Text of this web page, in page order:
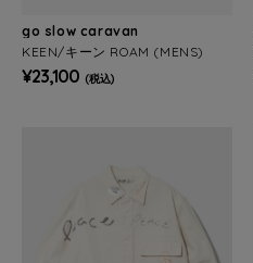
go slow caravan
KEEN/キーン ROAM (MENS)
¥23,100 (税込)